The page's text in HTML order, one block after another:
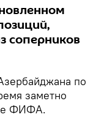
соперников
по
заметно
ФИФА.